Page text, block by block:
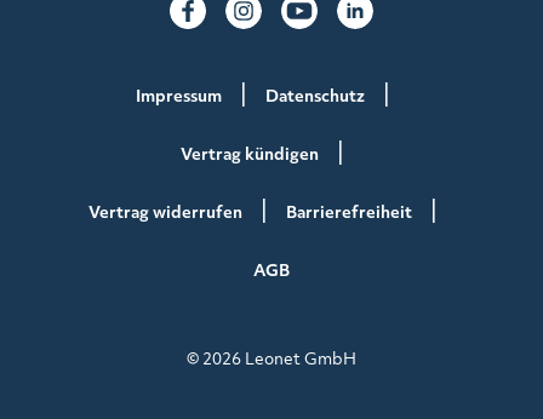
Impressum Datenschutz
Vertrag kündigen
Vertrag widerrufen Barrierefreiheit
AGB
© 2026 Leonet GmbH